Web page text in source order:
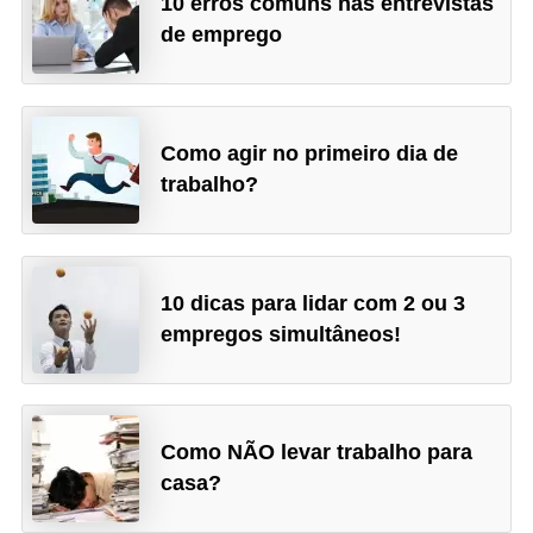
de emprego
Como agir no primeiro dia de
trabalho?
10 dicas para lidar com 2 ou 3
empregos simultâneos!
Como NÃO levar trabalho para
casa?
d
p
n
t
o
S
o
f
t
w
r